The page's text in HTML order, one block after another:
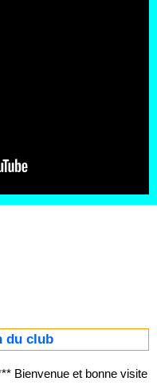
du club
Bienvenue et bonne visite